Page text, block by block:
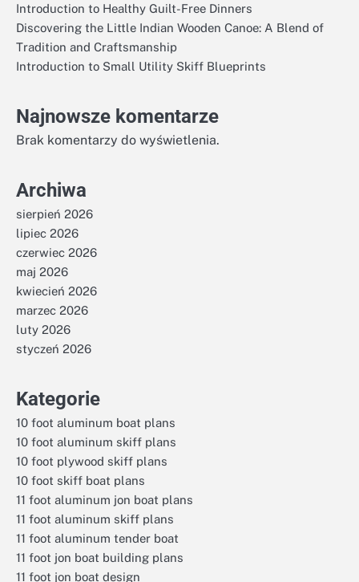
Introduction to Healthy Guilt-Free Dinners
Discovering the Little Indian Wooden Canoe: A Blend of
Tradition and Craftsmanship
Introduction to Small Utility Skiff Blueprints
Najnowsze komentarze
Brak komentarzy do wyświetlenia.
Archiwa
sierpień 2026
lipiec 2026
czerwiec 2026
maj 2026
kwiecień 2026
marzec 2026
luty 2026
styczeń 2026
Kategorie
10 foot aluminum boat plans
10 foot aluminum skiff plans
10 foot plywood skiff plans
10 foot skiff boat plans
11 foot aluminum jon boat plans
11 foot aluminum skiff plans
11 foot aluminum tender boat
11 foot jon boat building plans
11 foot jon boat design